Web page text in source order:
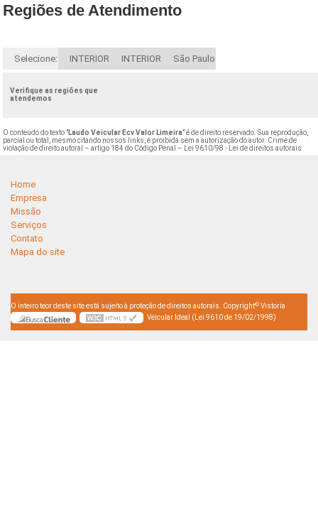
Regiões de Atendimento
Selecione: INTERIOR INTERIOR São Paulo
Verifique as regiões que
atendemos
O conteúdo do texto "Laudo Veicular Ecv Valor Limeira" é de direito reservado. Sua reprodução,
parcial ou total, mesmo citando nossos links, é proibida sem a autorização do autor. Crime de
violação de direito autoral – artigo 184 do Código Penal –
Lei 9610/98 - Lei de direitos autorais
Home
Empresa
Missão
Serviços
Contato
Mapa do site
O inteiro teor deste site está sujeito à proteção de direitos autorais. Copyright© Vistoria
Veicular Ideal (Lei 9610 de 19/02/1998)